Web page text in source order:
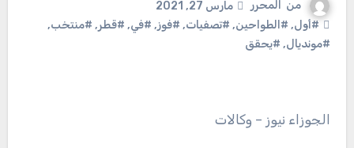
من المحرر
مارس 27, 2021
#أول, #الطواحين, #تصفيات, #فوز, #في, #قطر, #منتخب,
#مونديال, #يحقق
الجوزاء نيوز – وكالات